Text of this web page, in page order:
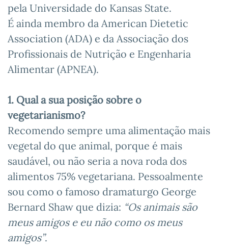
pela Universidade do Kansas State.
É ainda membro da American Dietetic
Association (ADA) e da Associação dos
Profissionais de Nutrição e Engenharia
Alimentar (APNEA).
1. Qual a sua posição sobre o
vegetarianismo?
Recomendo sempre uma alimentação mais
vegetal do que animal, porque é mais
saudável, ou não seria a nova roda dos
alimentos 75% vegetariana. Pessoalmente
sou como o famoso dramaturgo George
Bernard Shaw que dizia: “Os animais são
meus amigos e eu não como os meus
amigos”.